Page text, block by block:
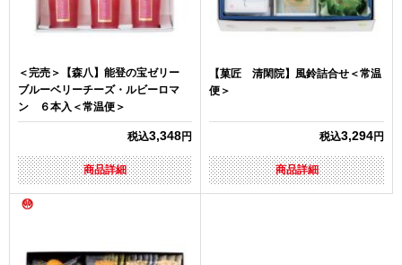
＜完売＞【森八】能登の宝ゼリー
ブルーベリーチーズ・ルビーロマ
ン ６本入＜常温便＞
税込3,348円
商品詳細
【菓匠 清閑院】風鈴詰合せ＜常温
便＞
税込3,294円
商品詳細